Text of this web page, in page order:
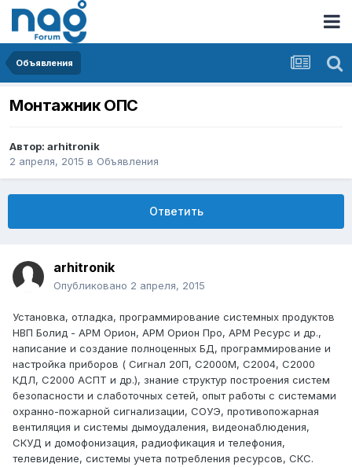
Объявления
Монтажник ОПС
Автор: arhitronik
2 апреля, 2015 в Объявления
Ответить
arhitronik
Опубликовано 2 апреля, 2015
Установка, отладка, программирование системных продуктов
НВП Болид - АРМ Орион, АРМ Орион Про, АРМ Ресурс и др.,
написание и создание полноценных БД, программирование и
настройка приборов ( Сигнал 20П, С2000М, С2004, С2000
КДЛ, С2000 АСПТ и др.), знание структур построения систем
безопасности и слаботочных сетей, опыт работы с системами
охранно-пожарной сигнализации, СОУЭ, противопожарная
вентиляция и системы дымоудаления, видеонаблюдения,
СКУД и домофонизация, радиофикация и телефония,
телевидение, системы учета потребления ресурсов, СКС.